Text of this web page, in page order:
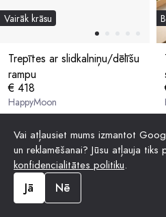
Vairāk krāsu
Trepītes ar slidkalniņu/dēlīšu
rampu
€ 418
HappyMoon
Vai atļausiet mums izmantot
un reklamēšanai? Jūsu atļauja
konfidencialitātes politiku.
Jā Nē